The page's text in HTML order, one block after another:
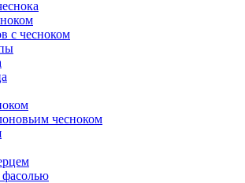
с чесноком
чесноком